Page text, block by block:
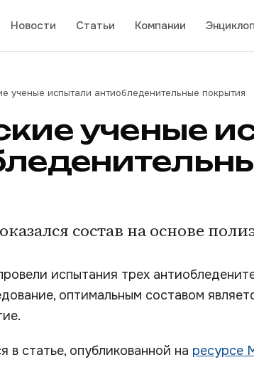
Новости Статьи Компании
ученые испытали антиобледенительные покрытия
ученые
состав на основе
испытания трех
оптимальным составом
в статье, опубликованной на ресурсе